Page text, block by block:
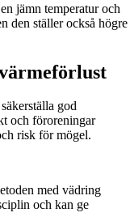
jämn temperatur och
den ställer också högre
god
och föroreningar
risk för mögel.
med vädring
och kan ge